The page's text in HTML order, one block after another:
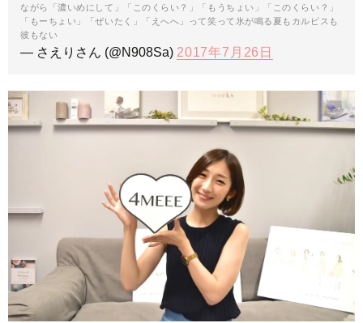
ながら「濃いめにして」「このくらい？」「もうちょい」「このくらい？」
「もーちょい」「ぜいたく」「えへへ」って笑って氷が鳴る夏もカルピスも
彼もない
— さえりさん (@N908Sa) 2017年7月26日